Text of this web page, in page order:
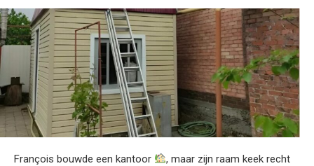
François bouwde een kantoor
, maar zijn raam keek recht